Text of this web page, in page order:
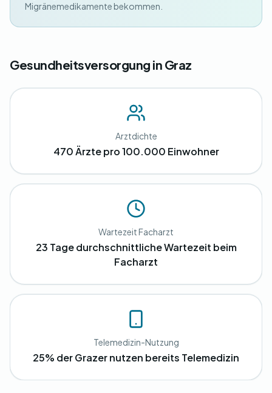
Migränemedikamente bekommen.
Gesundheitsversorgung in Graz
Arztdichte
470 Ärzte pro 100.000 Einwohner
Wartezeit Facharzt
23 Tage durchschnittliche Wartezeit beim
Facharzt
Telemedizin-Nutzung
25% der Grazer nutzen bereits Telemedizin